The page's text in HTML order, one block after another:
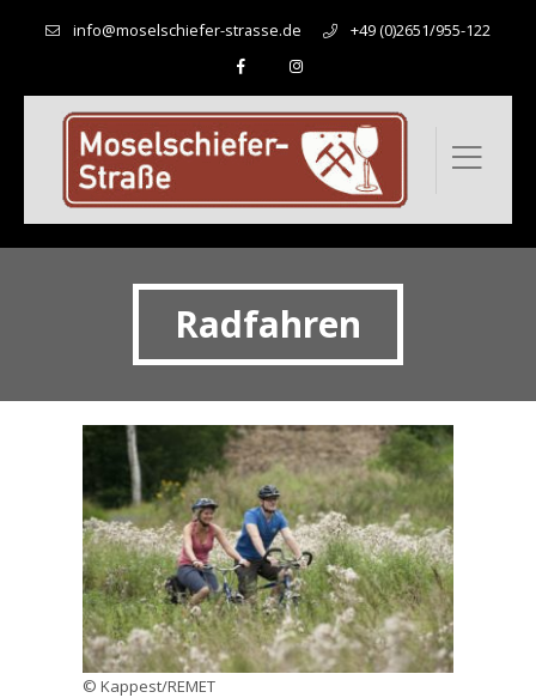
info@moselschiefer-strasse.de +49 (0)2651/955-122
Radfahren
© Kappest/REMET